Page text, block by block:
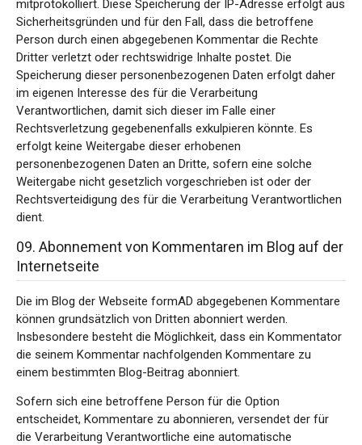
mitprotokolliert. Diese Speicherung der IP-Adresse erfolgt aus
Sicherheitsgründen und für den Fall, dass die betroffene
Person durch einen abgegebenen Kommentar die Rechte
Dritter verletzt oder rechtswidrige Inhalte postet. Die
Speicherung dieser personenbezogenen Daten erfolgt daher
im eigenen Interesse des für die Verarbeitung
Verantwortlichen, damit sich dieser im Falle einer
Rechtsverletzung gegebenenfalls exkulpieren könnte. Es
erfolgt keine Weitergabe dieser erhobenen
personenbezogenen Daten an Dritte, sofern eine solche
Weitergabe nicht gesetzlich vorgeschrieben ist oder der
Rechtsverteidigung des für die Verarbeitung Verantwortlichen
dient.
09. Abonnement von Kommentaren im Blog auf der
Internetseite
Die im Blog der Webseite formAD abgegebenen Kommentare
können grundsätzlich von Dritten abonniert werden.
Insbesondere besteht die Möglichkeit, dass ein Kommentator
die seinem Kommentar nachfolgenden Kommentare zu
einem bestimmten Blog-Beitrag abonniert.
Sofern sich eine betroffene Person für die Option
entscheidet, Kommentare zu abonnieren, versendet der für
die Verarbeitung Verantwortliche eine automatische